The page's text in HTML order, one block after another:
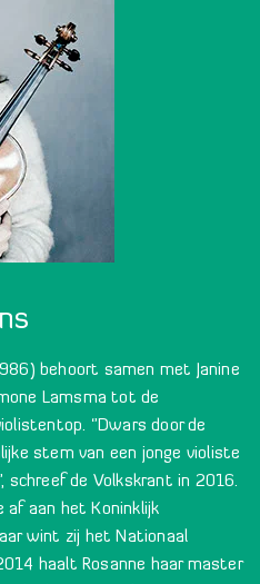
behoort samen met Janine
Lamsma tot de
‘’Dwars door de
stem van een jonge violiste
schreef de Volkskrant in 2016.
aan het Koninklijk
wint zij het Nationaal
haalt Rosanne haar master